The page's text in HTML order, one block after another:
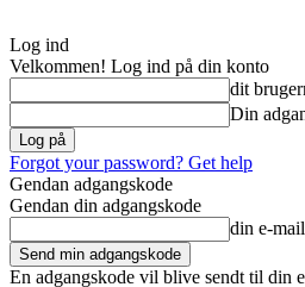
Log ind
Velkommen! Log ind på din konto
dit
Din
Forgot your password? Get help
Gendan adgangskode
Gendan din adgangskode
din e-mail
En adgangskode vil blive sendt til din